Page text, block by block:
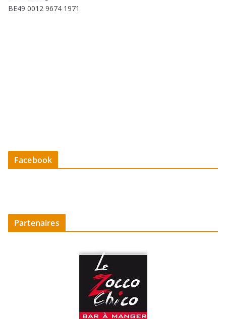
BE49 0012 9674 1971
Facebook
Partenaires